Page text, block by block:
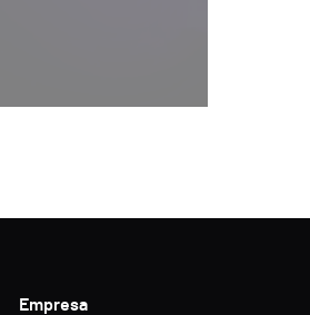
Empresa